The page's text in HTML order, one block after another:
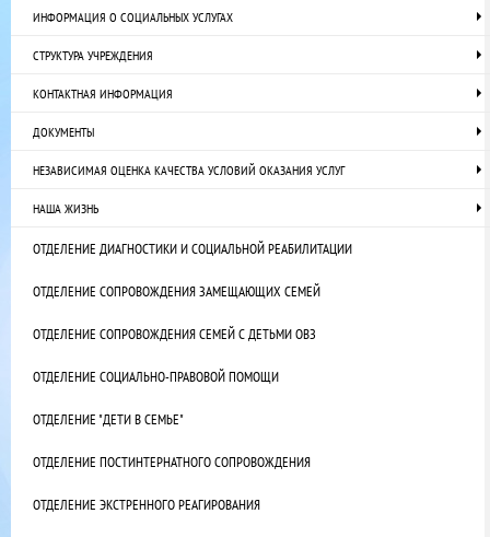
ИНФОРМАЦИЯ О СОЦИАЛЬНЫХ УСЛУГАХ
СТРУКТУРА УЧРЕЖДЕНИЯ
КОНТАКТНАЯ ИНФОРМАЦИЯ
ДОКУМЕНТЫ
НЕЗАВИСИМАЯ ОЦЕНКА КАЧЕСТВА УСЛОВИЙ ОКАЗАНИЯ УСЛУГ
НАША ЖИЗНЬ
ОТДЕЛЕНИЕ ДИАГНОСТИКИ И СОЦИАЛЬНОЙ РЕАБИЛИТАЦИИ
ОТДЕЛЕНИЕ СОПРОВОЖДЕНИЯ ЗАМЕЩАЮЩИХ СЕМЕЙ
ОТДЕЛЕНИЕ СОПРОВОЖДЕНИЯ СЕМЕЙ С ДЕТЬМИ ОВЗ
ОТДЕЛЕНИЕ СОЦИАЛЬНО-ПРАВОВОЙ ПОМОЩИ
ОТДЕЛЕНИЕ "ДЕТИ В СЕМЬЕ"
ОТДЕЛЕНИЕ ПОСТИНТЕРНАТНОГО СОПРОВОЖДЕНИЯ
ОТДЕЛЕНИЕ ЭКСТРЕННОГО РЕАГИРОВАНИЯ